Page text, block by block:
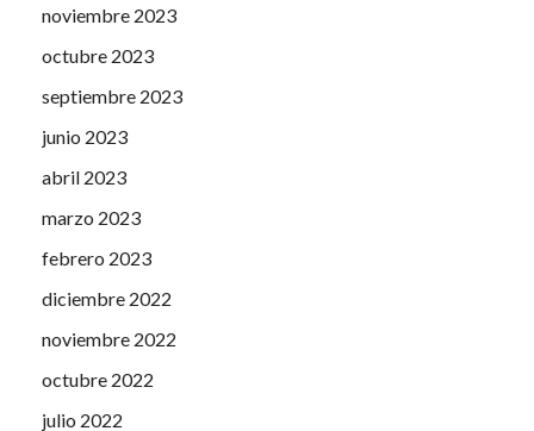
noviembre 2023
octubre 2023
septiembre 2023
junio 2023
abril 2023
marzo 2023
febrero 2023
diciembre 2022
noviembre 2022
octubre 2022
julio 2022